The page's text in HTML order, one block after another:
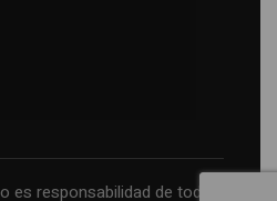
responsabilidad de todos.